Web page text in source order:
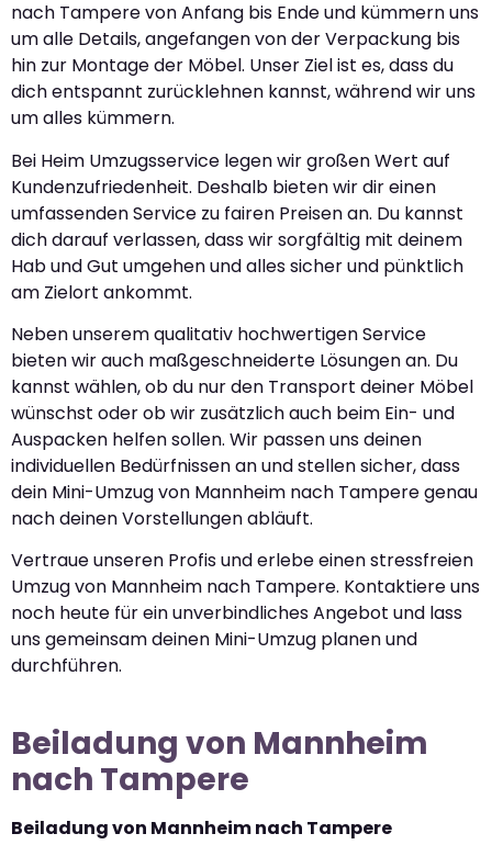
nach Tampere von Anfang bis Ende und kümmern uns
um alle Details, angefangen von der Verpackung bis
hin zur Montage der Möbel. Unser Ziel ist es, dass du
dich entspannt zurücklehnen kannst, während wir uns
um alles kümmern.
Bei Heim Umzugsservice legen wir großen Wert auf
Kundenzufriedenheit. Deshalb bieten wir dir einen
umfassenden Service zu fairen Preisen an. Du kannst
dich darauf verlassen, dass wir sorgfältig mit deinem
Hab und Gut umgehen und alles sicher und pünktlich
am Zielort ankommt.
Neben unserem qualitativ hochwertigen Service
bieten wir auch maßgeschneiderte Lösungen an. Du
kannst wählen, ob du nur den Transport deiner Möbel
wünschst oder ob wir zusätzlich auch beim Ein- und
Auspacken helfen sollen. Wir passen uns deinen
individuellen Bedürfnissen an und stellen sicher, dass
dein Mini-Umzug von Mannheim nach Tampere genau
nach deinen Vorstellungen abläuft.
Vertraue unseren Profis und erlebe einen stressfreien
Umzug von Mannheim nach Tampere. Kontaktiere uns
noch heute für ein unverbindliches Angebot und lass
uns gemeinsam deinen Mini-Umzug planen und
durchführen.
Beiladung von Mannheim
nach Tampere
Beiladung von Mannheim nach Tampere